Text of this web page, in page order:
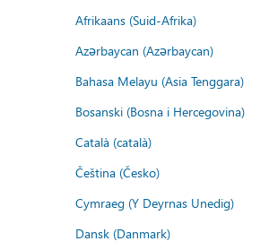
Afrikaans (Suid-Afrika)
Azərbaycan (Azərbaycan)
Bahasa Melayu (Asia Tenggara)
Bosanski (Bosna i Hercegovina)
Català (català)
Čeština (Česko)
Cymraeg (Y Deyrnas Unedig)
Dansk (Danmark)